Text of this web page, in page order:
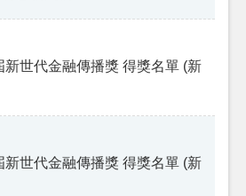
新世代金融傳播獎 得獎名單 (新
新世代金融傳播獎 得獎名單 (新